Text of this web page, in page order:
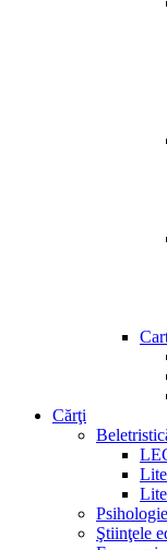
Cărţi
Psihologie
Ştiinţele